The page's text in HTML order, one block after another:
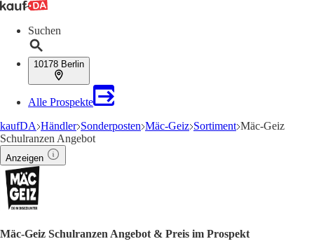
Suchen
10178 Berlin
Alle Prospekte
kaufDA Händler Sonderposten Mäc-Geiz Sortiment Mäc-Geiz
Schulranzen Angebot
Anzeigen
Mäc-Geiz Schulranzen Angebot & Preis im Prospekt